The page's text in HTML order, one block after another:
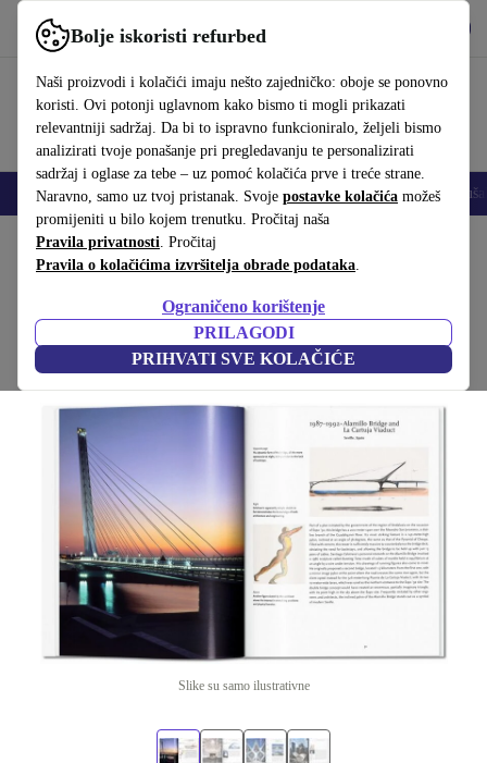
Bolje iskoristi refurbed
Naši proizvodi i kolačići imaju nešto zajedničko: oboje se ponovno
koristi. Ovi potonji uglavnom kako bismo ti mogli prikazati
relevantniji sadržaj. Da bi to ispravno funkcioniralo, željeli bismo
analizirati tvoje ponašanje pri pregledavanju te personalizirati
sadržaj i oglase za tebe – uz pomoć kolačića prve i treće strane.
Naravno, samo uz tvoj pristanak. Svoje postavke kolačića možeš
promijeniti u bilo kojem trenutku. Pročitaj naša
Pravila privatnosti. Pročitaj
Pravila o kolačićima izvršitelja obrade podataka.
Ograničeno korištenje
PRILAGODI
PRIHVATI SVE KOLAČIĆE
Koristi refurbed brzo i jednostavno
Mobiteli Prijenosna računala Tableti Pametni satovi Dodaci
Početna stranica Proizvodi Kućanstvo
Calatrava knjiga
Bijela
(Prikupljanje recenzija)
Slike su samo ilustrativne